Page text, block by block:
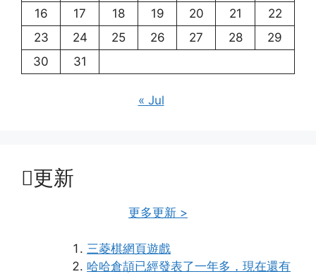
16
17 18 19 20 21
22
23
24 25 26 27 28
29
30
31
« Jul
更新
更多更新 >
三菱棋網頁遊戲
哈哈倉頡已經發表了一年多，現在還有